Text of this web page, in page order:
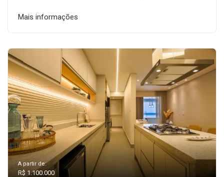
Mais informações
A partir de:
R$ 1.100.000